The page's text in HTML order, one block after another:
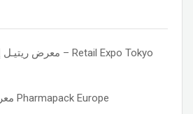
معرض ريتيـل إكسبو طوكيو 2026 – Retail Expo Tokyo
معرض فارماباك أوروبا Pharmapack Europe